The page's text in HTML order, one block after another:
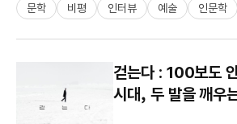
문학 비평 인터뷰 예술 인문학
걷는다 : 100보도
시대, 두 발을 깨우